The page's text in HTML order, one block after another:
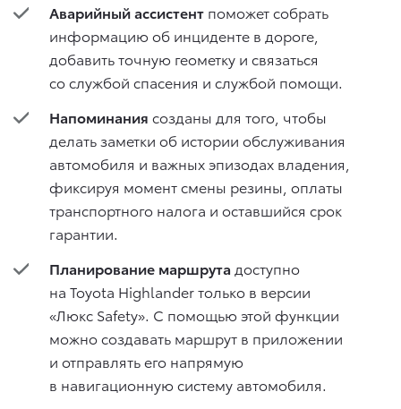
Аварийный ассистент поможет собрать
информацию об инциденте в дороге,
добавить точную геометку и связаться
со службой спасения и службой помощи.
Напоминания созданы для того, чтобы
делать заметки об истории обслуживания
автомобиля и важных эпизодах владения,
фиксируя момент смены резины, оплаты
транспортного налога и оставшийся срок
гарантии.
Планирование маршрута доступно
на Toyota Highlander только в версии
«Люкс Safety». С помощью этой функции
можно создавать маршрут в приложении
и отправлять его напрямую
в навигационную систему автомобиля.